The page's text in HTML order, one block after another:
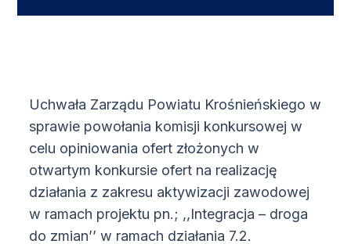
Uchwała Zarządu Powiatu Krośnieńskiego w
sprawie powołania komisji konkursowej w
celu opiniowania ofert złożonych w
otwartym konkursie ofert na realizację
działania z zakresu aktywizacji zawodowej
w ramach projektu pn.; ,,Integracja – droga
do zmian’’ w ramach działania 7.2.